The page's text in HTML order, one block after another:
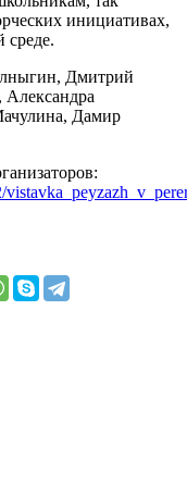
инициативах,
среде.
Дмитрий
Александра
Дамир